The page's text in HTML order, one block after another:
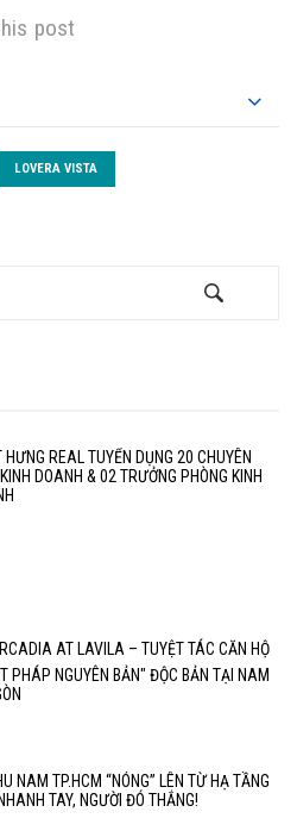
post
LOVERA VISTA
HƯNG REAL TUYỂN DỤNG 20 CHUYÊN
DOANH & 02 TRƯỞNG PHÒNG KINH
AT LAVILA – TUYỆT TÁC CĂN HỘ
PHÁP NGUYÊN BẢN" ĐỘC BẢN TẠI NAM
NAM TP.HCM “NÓNG” LÊN TỪ HẠ TẦNG
TAY, NGƯỜI ĐÓ THẮNG!